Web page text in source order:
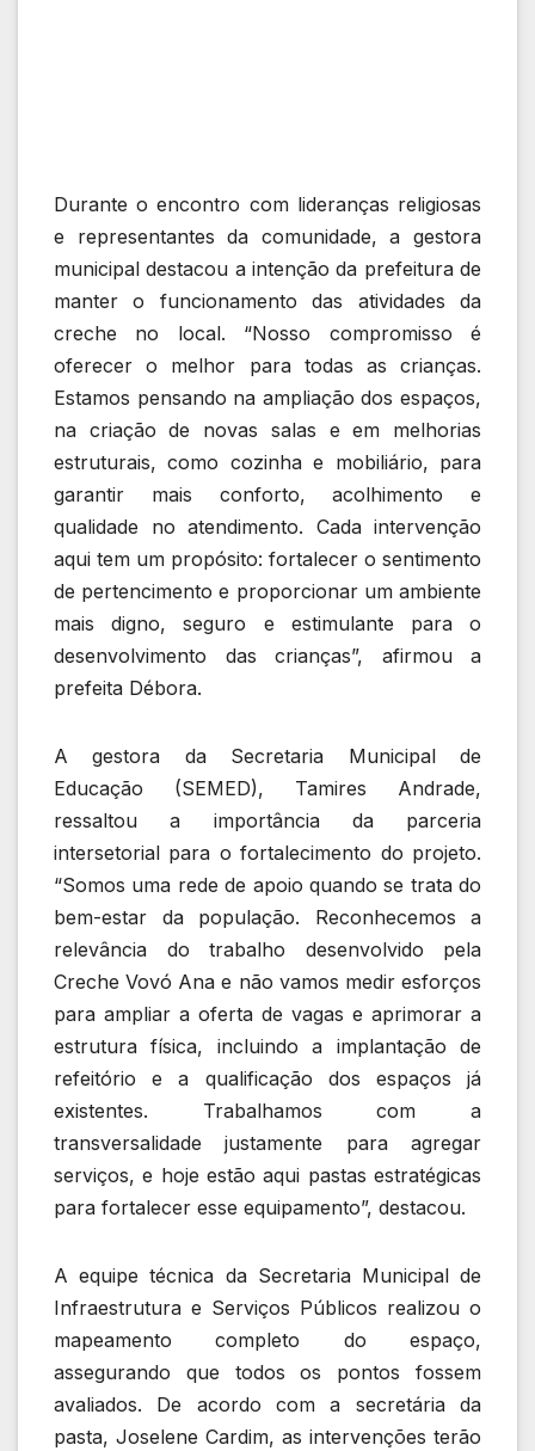
Durante o encontro com lideranças religiosas
e representantes da comunidade, a gestora
municipal destacou a intenção da prefeitura de
manter o funcionamento das atividades da
creche no local. “Nosso compromisso é
oferecer o melhor para todas as crianças.
Estamos pensando na ampliação dos espaços,
na criação de novas salas e em melhorias
estruturais, como cozinha e mobiliário, para
garantir mais conforto, acolhimento e
qualidade no atendimento. Cada intervenção
aqui tem um propósito: fortalecer o sentimento
de pertencimento e proporcionar um ambiente
mais digno, seguro e estimulante para o
desenvolvimento das crianças”, afirmou a
prefeita Débora.
A gestora da Secretaria Municipal de
Educação (SEMED), Tamires Andrade,
ressaltou a importância da parceria
intersetorial para o fortalecimento do projeto.
“Somos uma rede de apoio quando se trata do
bem-estar da população. Reconhecemos a
relevância do trabalho desenvolvido pela
Creche Vovó Ana e não vamos medir esforços
para ampliar a oferta de vagas e aprimorar a
estrutura física, incluindo a implantação de
refeitório e a qualificação dos espaços já
existentes. Trabalhamos com a
transversalidade justamente para agregar
serviços, e hoje estão aqui pastas estratégicas
para fortalecer esse equipamento”, destacou.
A equipe técnica da Secretaria Municipal de
Infraestrutura e Serviços Públicos realizou o
mapeamento completo do espaço,
assegurando que todos os pontos fossem
avaliados. De acordo com a secretária da
pasta, Joselene Cardim, as intervenções terão